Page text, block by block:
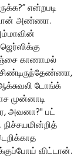
என்றபடி
அண்ணா.
காணாமல்
டோங்க்
முன்னாடி
அவனா?" பட்
விட்டான்.